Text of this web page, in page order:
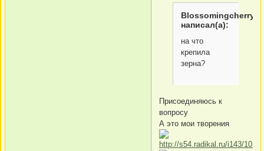
Blossomingcherry
написал(а):
на что
крепила
зерна?
Присоединяюсь к
вопросу
А это мои творения